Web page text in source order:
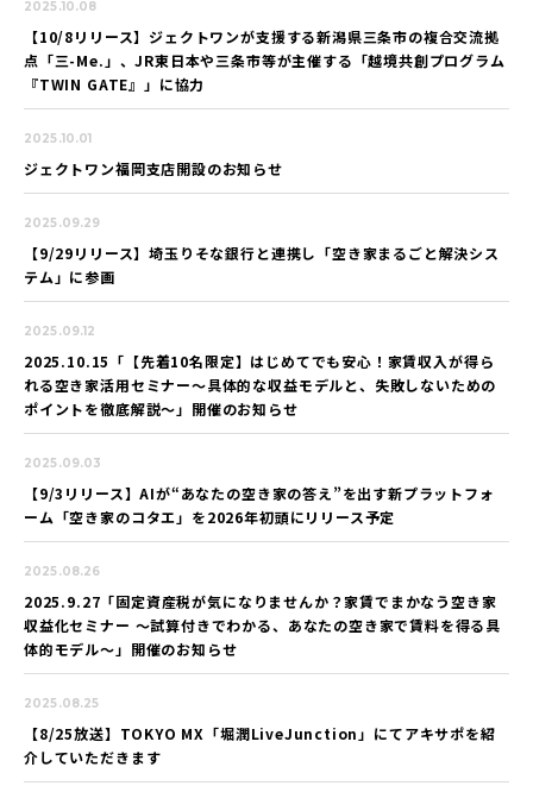
2025.10.08
【10/8リリース】ジェクトワンが支援する新潟県三条市の複合交流拠
点「三-Me.」、JR東日本や三条市等が主催する「越境共創プログラム
『TWIN GATE』」に協力
2025.10.01
ジェクトワン福岡支店開設のお知らせ
2025.09.29
【9/29リリース】埼玉りそな銀行と連携し「空き家まるごと解決シス
テム」に参画
2025.09.12
2025.10.15「【先着10名限定】はじめてでも安心！家賃収入が得ら
れる空き家活用セミナー～具体的な収益モデルと、失敗しないための
ポイントを徹底解説～」開催のお知らせ
2025.09.03
【9/3リリース】AIが“あなたの空き家の答え”を出す新プラットフォ
ーム「空き家のコタエ」を2026年初頭にリリース予定
2025.08.26
2025.9.27「固定資産税が気になりませんか？家賃でまかなう空き家
収益化セミナー 〜試算付きでわかる、あなたの空き家で賃料を得る具
体的モデル〜」開催のお知らせ
2025.08.25
【8/25放送】TOKYO MX「堀潤LiveJunction」にてアキサポを紹
介していただきます